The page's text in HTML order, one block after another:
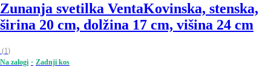
Zunanja svetilka VentaKovinska, stenska,
širina 20 cm, dolžina 17 cm, višina 24 cm
(1)
Na zalogi
Zadnji kos